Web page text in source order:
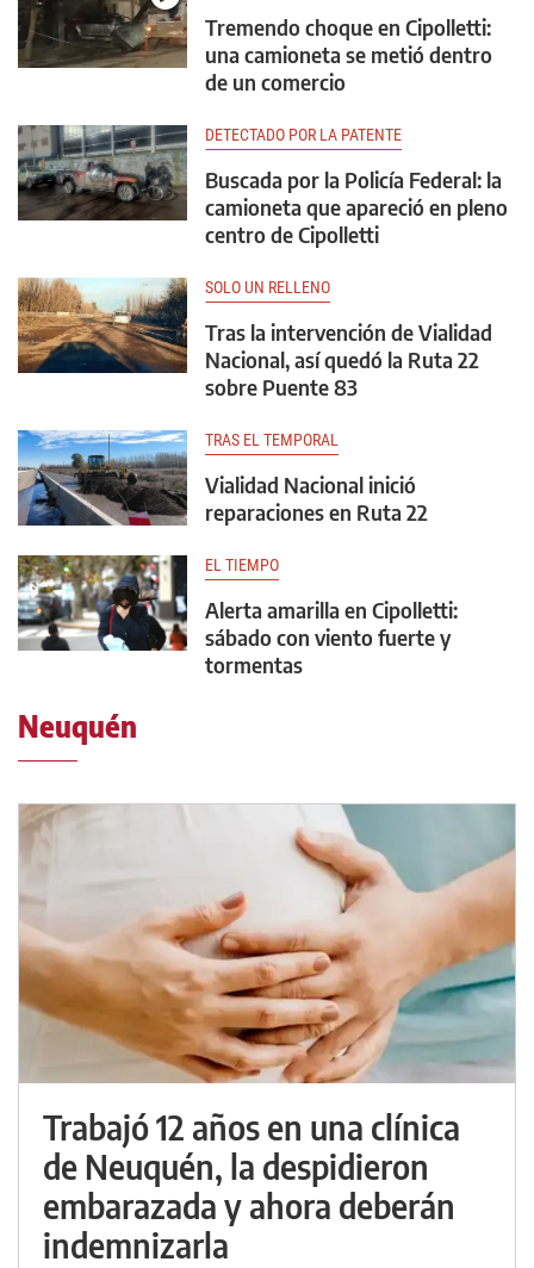
Tremendo choque en Cipolletti:
una camioneta se metió dentro
de un comercio
DETECTADO POR LA PATENTE
Buscada por la Policía Federal: la
camioneta que apareció en pleno
centro de Cipolletti
SOLO UN RELLENO
Tras la intervención de Vialidad
Nacional, así quedó la Ruta 22
sobre Puente 83
TRAS EL TEMPORAL
Vialidad Nacional inició
reparaciones en Ruta 22
EL TIEMPO
Alerta amarilla en Cipolletti:
sábado con viento fuerte y
tormentas
Neuquén
Trabajó 12 años en una clínica
de Neuquén, la despidieron
embarazada y ahora deberán
indemnizarla